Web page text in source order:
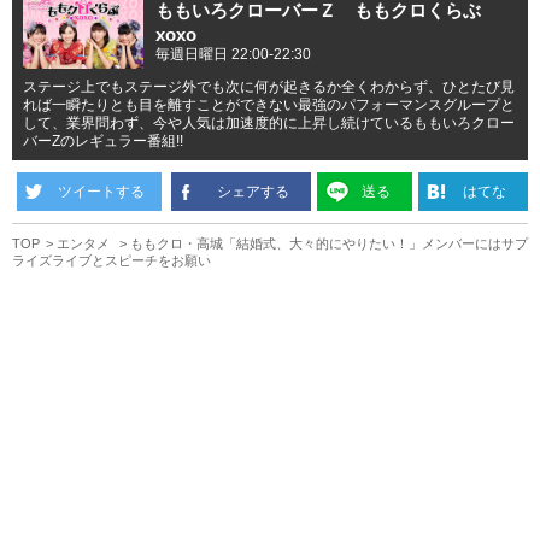
ももいろクローバーＺ ももクロくらぶ
xoxo
毎週日曜日 22:00-22:30
ステージ上でもステージ外でも次に何が起きるか全くわからず、ひとたび見
れば一瞬たりとも目を離すことができない最強のパフォーマンスグループと
して、業界問わず、今や人気は加速度的に上昇し続けているももいろクロー
バーZのレギュラー番組!!
ツイートする シェアする 送る はてな
TOP エンタメ
ももクロ・高城「結婚式、大々的にやりたい！」メンバーにはサプ
ライズライブとスピーチをお願い